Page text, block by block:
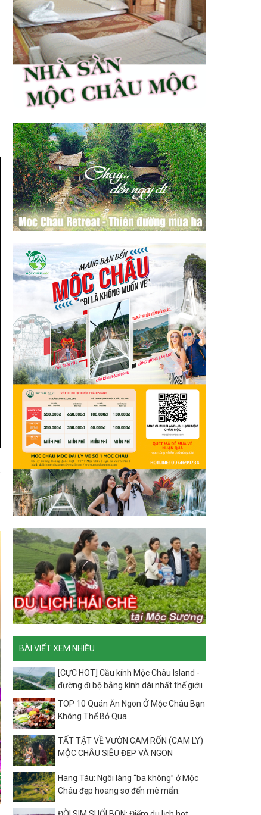
BÀI VIẾT XEM NHIỀU
[CỰC HOT] Cầu kính Mộc Châu Island -
đường đi bộ bằng kính dài nhất thế giớii
TOP 10 Quán Ăn Ngon Ở Mộc Châu Bạn
Không Thể Bỏ Qua
TẤT TẬT VỀ VƯỜN CAM RỐN (CAM LY)
MỘC CHÂU SIÊU ĐẸP VÀ NGON
Hang Táu: Ngôi làng “ba không” ở Mộc
Châu đẹp hoang sơ đến mê mẩn.